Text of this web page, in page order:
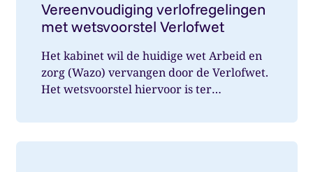
Vereenvoudiging verlofregelingen
met wetsvoorstel Verlofwet
Het kabinet wil de huidige wet Arbeid en
zorg (Wazo) vervangen door de Verlofwet.
Het wetsvoorstel hiervoor is ter